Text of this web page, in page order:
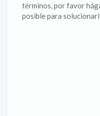
términos, por favor
posible para